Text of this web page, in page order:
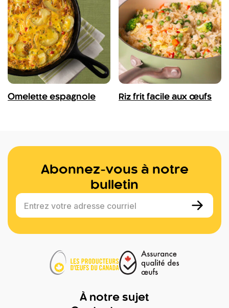
Omelette espagnole Riz frit facile aux œufs
Abonnez-vous à notre
bulletin
Entrez votre adresse courriel
À notre sujet